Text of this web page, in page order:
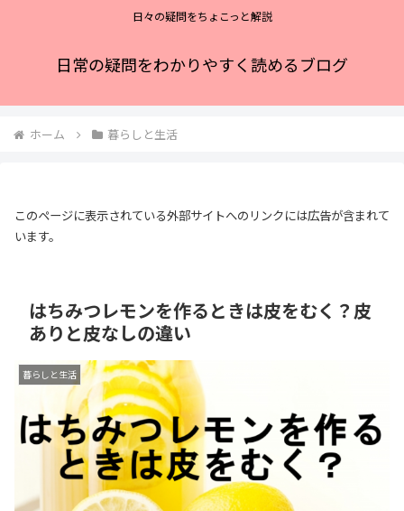
日々の疑問をちょこっと解説
日常の疑問をわかりやすく読めるブログ
ホーム 暮らしと生活
このページに表示されている外部サイトへのリンクには広告が含まれて
います。
はちみつレモンを作るときは皮をむく？皮
ありと皮なしの違い
暮らしと生活